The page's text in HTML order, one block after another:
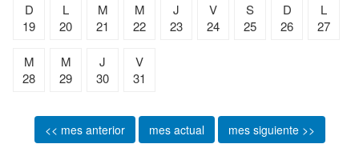
D
19
L
20
M
21
M
22
J
23
V
24
S
25
D
26
L
27
M
28
M
29
J
30
V
31
<< mes anterior mes actual mes siguiente >>